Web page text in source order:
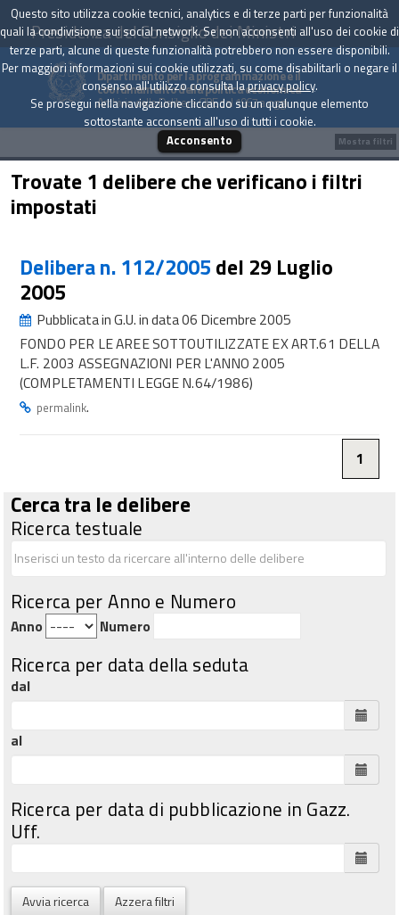
Presidenza del Consiglio dei Ministri
Dipartimento per la programmazione e il
coordinamento della politica economica
Archivio delle Delibere CIPE dal 1967 a oggi
Trovate 1 delibere che verificano i filtri
impostati
Delibera n. 112/2005 del 29 Luglio
2005
Pubblicata in G.U. in data 06 Dicembre 2005
FONDO PER LE AREE SOTTOUTILIZZATE EX ART.61 DELLA
L.F. 2003 ASSEGNAZIONI PER L'ANNO 2005
(COMPLETAMENTI LEGGE N.64/1986)
permalink.
1
Cerca tra le delibere
Ricerca testuale
Ricerca per Anno e Numero
Anno Numero
Ricerca per data della seduta
dal
al
Ricerca per data di pubblicazione in Gazz.
Uff.
Avvia ricerca Azzera filtri
Mostra filtri
Questo sito utilizza cookie tecnici, analytics e di terze parti per funzionalità
quali la condivisione sui social network. Se non acconsenti all'uso dei cookie di
terze parti, alcune di queste funzionalità potrebbero non essere disponibili.
Per maggiori informazioni sui cookie utilizzati, su come disabilitarli o negare il
consenso all'utilizzo consulta laprivacy policy.
Se prosegui nella navigazione cliccando su un qualunque elemento
sottostante acconsenti all'uso di tutti i cookie.
Acconsento